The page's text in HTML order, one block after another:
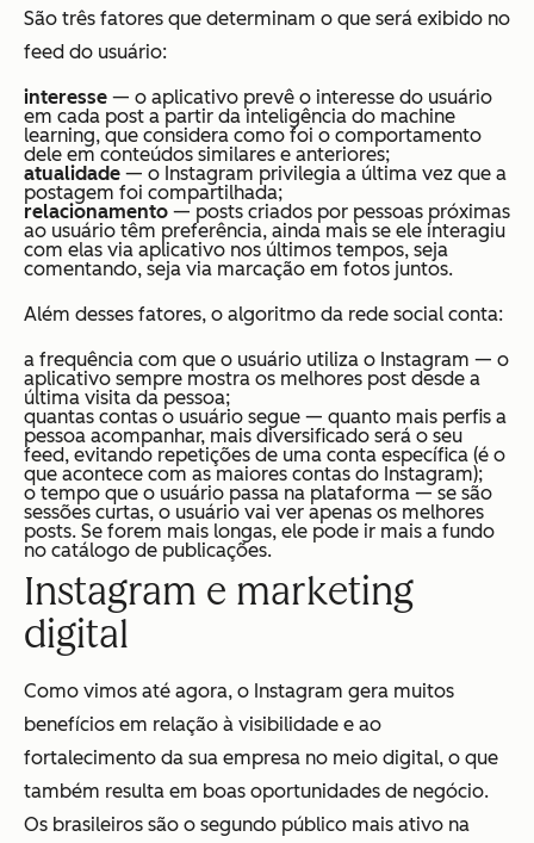
São três fatores que determinam o que será exibido no
feed do usuário:
interesse — o aplicativo prevê o interesse do usuário
em cada post a partir da inteligência do machine
learning, que considera como foi o comportamento
dele em conteúdos similares e anteriores;
atualidade — o Instagram privilegia a última vez que a
postagem foi compartilhada;
relacionamento — posts criados por pessoas próximas
ao usuário têm preferência, ainda mais se ele interagiu
com elas via aplicativo nos últimos tempos, seja
comentando, seja via marcação em fotos juntos.
Além desses fatores, o algoritmo da rede social conta:
a frequência com que o usuário utiliza o Instagram — o
aplicativo sempre mostra os melhores post desde a
última visita da pessoa;
quantas contas o usuário segue — quanto mais perfis a
pessoa acompanhar, mais diversificado será o seu
feed, evitando repetições de uma conta específica (é o
que acontece com as maiores contas do Instagram);
o tempo que o usuário passa na plataforma — se são
sessões curtas, o usuário vai ver apenas os melhores
posts. Se forem mais longas, ele pode ir mais a fundo
no catálogo de publicações.
Instagram e marketing
digital
Como vimos até agora, o Instagram gera muitos
benefícios em relação à visibilidade e ao
fortalecimento da sua empresa no meio digital, o que
também resulta em boas oportunidades de negócio.
Os brasileiros são o segundo público mais ativo na